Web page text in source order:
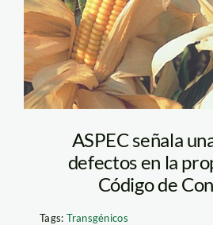
ASPEC señala
defectos en la
Código de
Tags: Transgénicos